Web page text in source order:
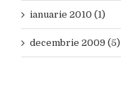
ianuarie 2010 (1)
decembrie 2009 (5)